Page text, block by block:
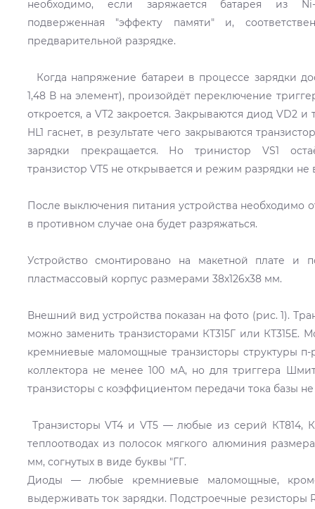
необходимо, если заряжается батарея из
подверженная "эффекту памяти" и,
предварительной разрядке.
Когда напряжение батареи в процессе зарядки
1,48 В на элемент), произойдёт переключение
откроется, a VT2 закроется. Закрываются диод VD2 и
HL1 гаснет, в результате чего закрываются
зарядки прекращается. Но тринистор VS1
транзистор VT5 не открывается и режим разрядки не
После выключения питания устройства необходимо
в противном случае она будет разряжаться.
Устройство смонтировано на макетной плате и
пластмассовый корпус размерами 38x126x38 мм.
Внешний вид устройства показан на фото (рис. 1).
можно заменить транзисторами КТ315Г или КТ315Е.
кремниевые маломощные транзисторы структуры
коллектора не менее 100 мА, но для триггера
транзисторы с коэффициентом передачи тока базы
Транзисторы VT4 и VT5 — любые из серий КТ814,
теплоотводах из полосок мягкого алюминия
мм, согнутых в виде буквы "ГГ.
Диоды — любые кремниевые маломощные,
выдерживать ток зарядки. Подстроечные резисторы